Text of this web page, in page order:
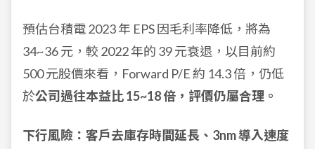
預估台積電 2023 年 EPS 因毛利率降低，將為
34~36 元，較 2022 年的 39 元衰退，以目前約
500 元股價來看，Forward P/E 約 14.3 倍，仍低
於公司過往本益比 15~18 倍，評價仍屬合理。
下行風險：客戶去庫存時間延長、3nm 導入速度